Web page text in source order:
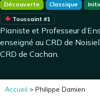
Découverte Classique
Toussaint #1
Pianiste et Professeur
enseigné au CRD de
CRD de Cachan.
Accueil > Philippe Damien